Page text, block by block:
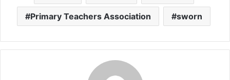
Primary Teachers Association sworn